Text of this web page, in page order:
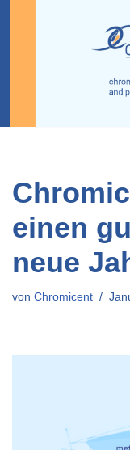
einen
neue
von Chromicent